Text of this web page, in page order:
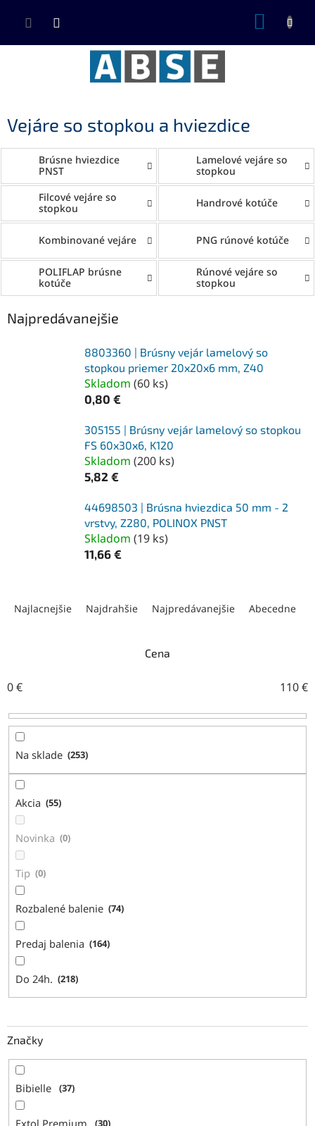
Vejáre so stopkou a hviezdice
Brúsne hviezdice
PNST
Lamelové vejáre so
stopkou
Filcové vejáre so
stopkou
Handrové kotúče
Kombinované vejáre PNG rúnové kotúče
POLIFLAP brúsne
kotúče
Rúnové vejáre so
stopkou
Najpredávanejšie
8803360 | Brúsny vejár lamelový so
stopkou priemer 20x20x6 mm, Z40
Skladom (60 ks)
0,80 €
305155 | Brúsny vejár lamelový so stopkou
FS 60x30x6, K120
Skladom (200 ks)
5,82 €
44698503 | Brúsna hviezdica 50 mm - 2
vrstvy, Z280, POLINOX PNST
Skladom (19 ks)
11,66 €
e
r
o
k
Najlacnejšie Najdrahšie Najpredávanejšie Abecedne
Cena
0€ 110€
Na sklade 253
Akcia 55
Novinka 0
Tip 0
Rozbalené balenie 74
Predaj balenia 164
Do 24h. 218
Značky
Bibielle 37
30